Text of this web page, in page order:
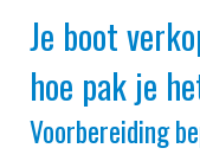
Je boot
hoe pak je
Voorbereiding